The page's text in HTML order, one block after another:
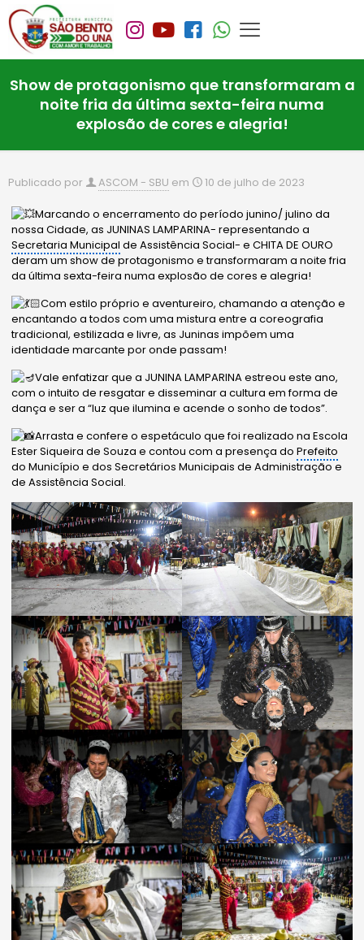
Show de protagonismo que transformaram a
noite fria da última sexta-feira numa
explosão de cores e alegria!
Publicado por ASCOM - SBU em 10 de julho de 2023
Marcando o encerramento do período junino/ julino da
nossa Cidade, as JUNINAS LAMPARINA- representando a
Secretaria Municipal de Assistência Social- e CHITA DE OURO
deram um show de protagonismo e transformaram a noite fria
da última sexta-feira numa explosão de cores e alegria!
Com estilo próprio e aventureiro, chamando a atenção e
encantando a todos com uma mistura entre a coreografia
tradicional, estilizada e livre, as Juninas impõem uma
identidade marcante por ondepassam!
Vale enfatizar que a JUNINA LAMPARINA estreou este ano,
com o intuito de resgatar e disseminar a cultura em forma de
dança e ser a “luz que ilumina e acende o sonho de todos”.
Arrasta e confere o espetáculo que foi realizado na Escola
Ester Siqueira de Souza e contou com a presença doPrefeito
do Município e dos Secretários Municipais de Administração e
de Assistência Social.